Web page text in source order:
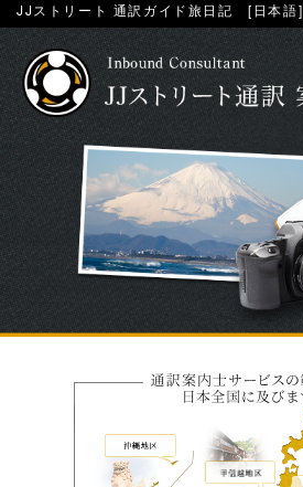
JJストリート 通訳ガイド旅日記 [日本語]